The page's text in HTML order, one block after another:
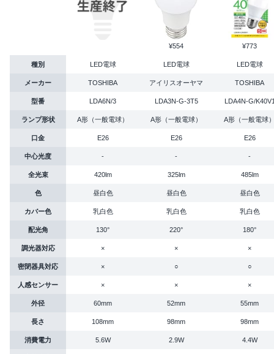
¥554 ¥773
種別 LED電球 LED電球 LED電球
メーカー TOSHIBA アイリスオーヤマ TOSHIBA
型番 LDA6N/3 LDA3N-G-3T5 LDA4N-G/
ランプ形状 A形（一般電球） A形（一般電球） A形（一般電球
口金 E26 E26 E26
中心光度 - - -
全光束 420lm 325lm 485lm
色 昼白色 昼白色 昼白色
カバー色 乳白色 乳白色 乳白色
配光角 130° 220° 180°
調光器対応 × × ×
密閉器具対応 × ○ ○
人感センサー × × ×
外径 60mm 52mm 55mm
長さ 108mm 98mm 98mm
消費電力 5.6W 2.9W 4.4W